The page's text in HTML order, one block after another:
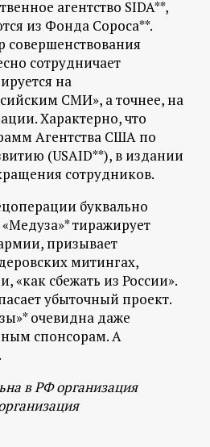
агентство SIDA**,
из Фонда Сороса**.
совершенствования
сотрудничает
на
СМИ», а точнее, на
Характерно, что
Агентства США по
(USAID**), в издании
сотрудников.
буквально
тиражирует
призывает
митингах,
«как сбежать из России».
убыточный проект.
очевидна даже
спонсорам. А
в РФ организация